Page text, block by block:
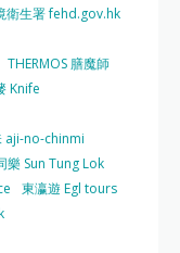
衛生署 fehd.gov.hk
THERMOS 膳魔師
Knife
aji-no-chinmi
樂 Sun Tung Lok
東瀛遊 Egl tours